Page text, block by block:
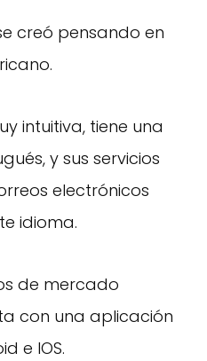
creó pensando en
intuitiva, tiene una
y sus servicios
electrónicos
idioma.
de mercado
con una aplicación
e IOS.